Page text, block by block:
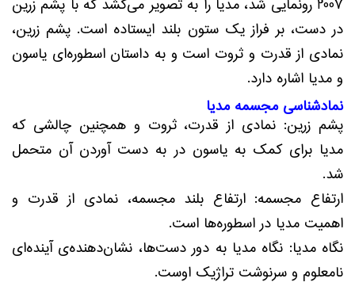
2007 رونمایی شد، مدیا را به تصویر می‌کشد که با پشم زرین
در دست، بر فراز یک ستون بلند ایستاده است. پشم زرین،
نمادی از قدرت و ثروت است و به داستان اسطوره‌ای یاسون
و مدیا اشاره دارد.
نمادشناسی مجسمه مدیا
پشم زرین: نمادی از قدرت، ثروت و همچنین چالشی که
مدیا برای کمک به یاسون در به دست آوردن آن متحمل
شد.
ارتفاع مجسمه: ارتفاع بلند مجسمه، نمادی از قدرت و
اهمیت مدیا در اسطوره‌ها است.
نگاه مدیا: نگاه مدیا به دور دست‌ها، نشان‌دهنده‌ی آینده‌ای
نامعلوم و سرنوشت تراژیک اوست.